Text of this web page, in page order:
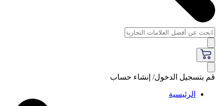
قم بتسجيل الدخول/ إنشاء حساب
الرئيسية